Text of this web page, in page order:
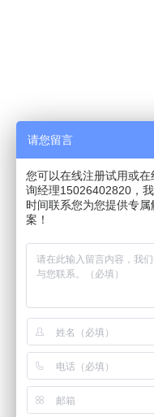
用户协议
安全策略
app下载
请您留言
您可以在线注册试用或在
询经理15026402820，
时间联系您为您提供专属
案！